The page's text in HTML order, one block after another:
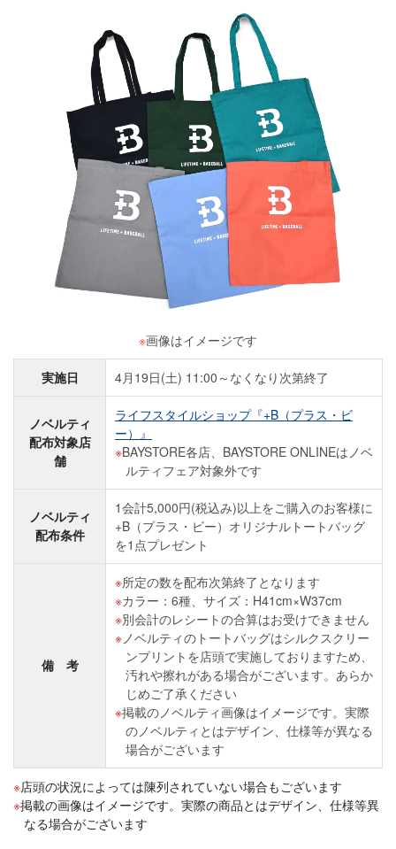
※画像はイメージです
実施日 4月19日(土) 11:00～なくなり次第終了
ノベルティ
配布対象店
舗
ライフスタイルショップ『+B（プラス・ビ
ー）』
BAYSTORE各店、BAYSTORE ONLINEはノベ
ルティフェア対象外です
ノベルティ
配布条件
1会計5,000円(税込み)以上をご購入のお客様に
+B（プラス・ビー）オリジナルトートバッグ
を1点プレゼント
備 考
所定の数を配布次第終了となります
カラー：6種、サイズ：H41cm×W37cm
別会計のレシートの合算はお受けできません
ノベルティのトートバッグはシルクスクリー
ンプリントを店頭で実施しておりますため、
汚れや擦れがある場合がございます。あらか
じめご了承ください
掲載のノベルティ画像はイメージです。実際
のノベルティとはデザイン、仕様等が異なる
場合がございます
店頭の状況によっては陳列されていない場合もございます
掲載の画像はイメージです。実際の商品とはデザイン、仕様等異
なる場合がございます